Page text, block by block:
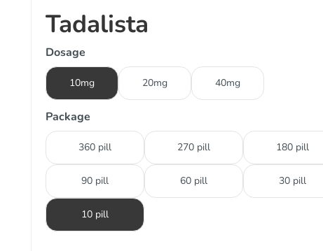
Tadalista
Dosage
10mg 20mg 40mg
Package
360 pill 270 pill 180 pill
90 pill 60 pill 30 pill
10 pill